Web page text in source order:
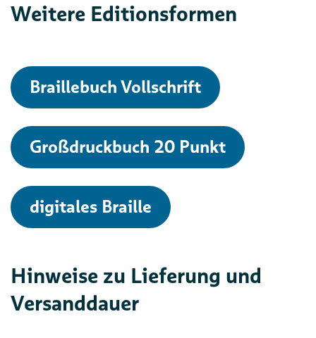
Weitere Editionsformen
Braillebuch Vollschrift
Großdruckbuch 20 Punkt
digitales Braille
Hinweise zu Lieferung und
Versanddauer